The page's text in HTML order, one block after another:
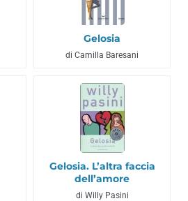
Gelosia
di Camilla Baresani
Gelosia. L’altra faccia
dell’amore
di Willy Pasini